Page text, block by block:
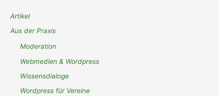
Artikel
Aus der Praxis
Moderation
Webmedien & Wordpress
Wissensdialoge
Wordpress für Vereine